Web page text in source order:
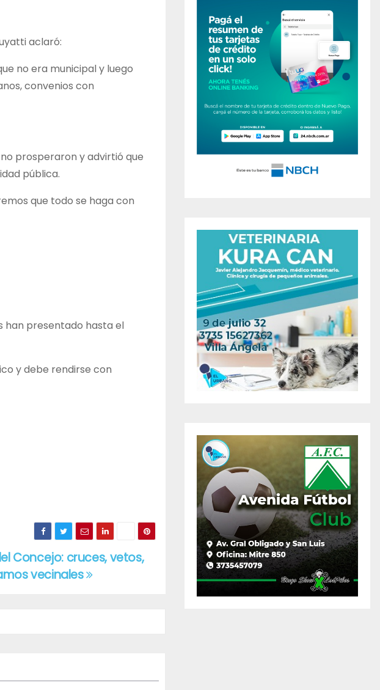
aclaró:
no era municipal y luego
convenios con
prosperaron y advirtió que
pública.
que todo se haga con
han presentado hasta el
y debe rendirse con
Concejo: cruces, vetos,
vecinales